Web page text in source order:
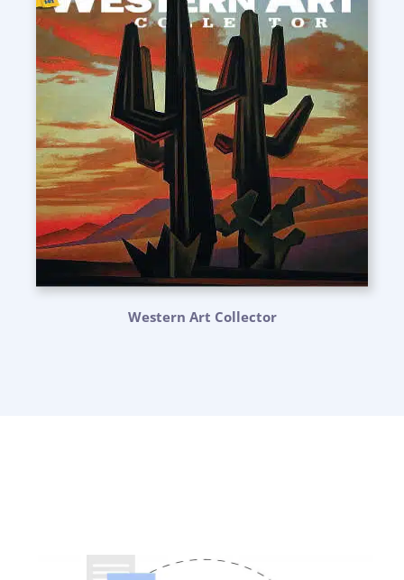
Western Art Collector